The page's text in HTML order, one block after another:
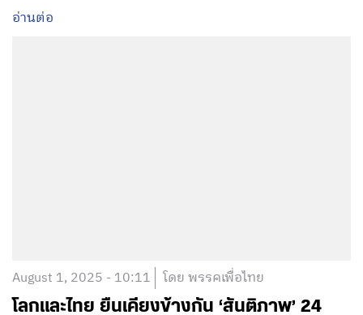
อ่านต่อ
August 1, 2025 - 10:11 โดย พรรคเพื่อไทย
โลกและไทย ยืนเคียงข้างกัน ‘สันติภาพ’ 24